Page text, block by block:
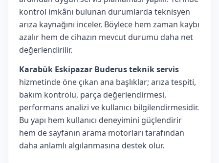
kontrol imkânı bulunan durumlarda teknisyen
arıza kaynağını inceler. Böylece hem zaman kaybı
azalır hem de cihazın mevcut durumu daha net
değerlendirilir.
Karabük Eskipazar Buderus teknik servis
hizmetinde öne çıkan ana başlıklar; arıza tespiti,
bakım kontrolü, parça değerlendirmesi,
performans analizi ve kullanıcı bilgilendirmesidir.
Bu yapı hem kullanıcı deneyimini güçlendirir
hem de sayfanın arama motorları tarafından
daha anlamlı algılanmasına destek olur.